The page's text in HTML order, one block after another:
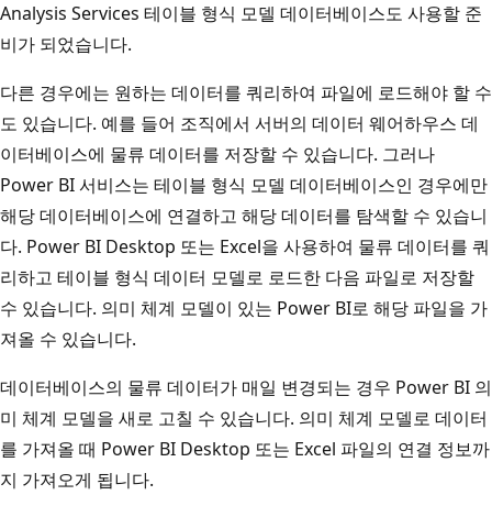
Analysis Services 테이블 형식 모델 데이터베이스도 사용할 준
비가 되었습니다.
다른 경우에는 원하는 데이터를 쿼리하여 파일에 로드해야 할 수
도 있습니다. 예를 들어 조직에서 서버의 데이터 웨어하우스 데
이터베이스에 물류 데이터를 저장할 수 있습니다. 그러나
Power BI 서비스는 테이블 형식 모델 데이터베이스인 경우에만
해당 데이터베이스에 연결하고 해당 데이터를 탐색할 수 있습니
다. Power BI Desktop 또는 Excel을 사용하여 물류 데이터를 쿼
리하고 테이블 형식 데이터 모델로 로드한 다음 파일로 저장할
수 있습니다. 의미 체계 모델이 있는 Power BI로 해당 파일을 가
져올 수 있습니다.
데이터베이스의 물류 데이터가 매일 변경되는 경우 Power BI 의
미 체계 모델을 새로 고칠 수 있습니다. 의미 체계 모델로 데이터
를 가져올 때 Power BI Desktop 또는 Excel 파일의 연결 정보까
지 가져오게 됩니다.